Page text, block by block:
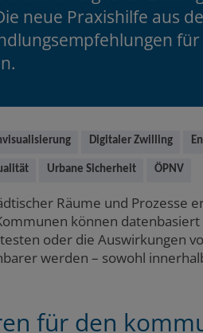
neue Praxishilfe aus
Digitaler Zwilling
Urbane Sicherheit ÖPNV
Räume und Prozesse
können
oder die Auswirkungen
werden – sowohl
für den